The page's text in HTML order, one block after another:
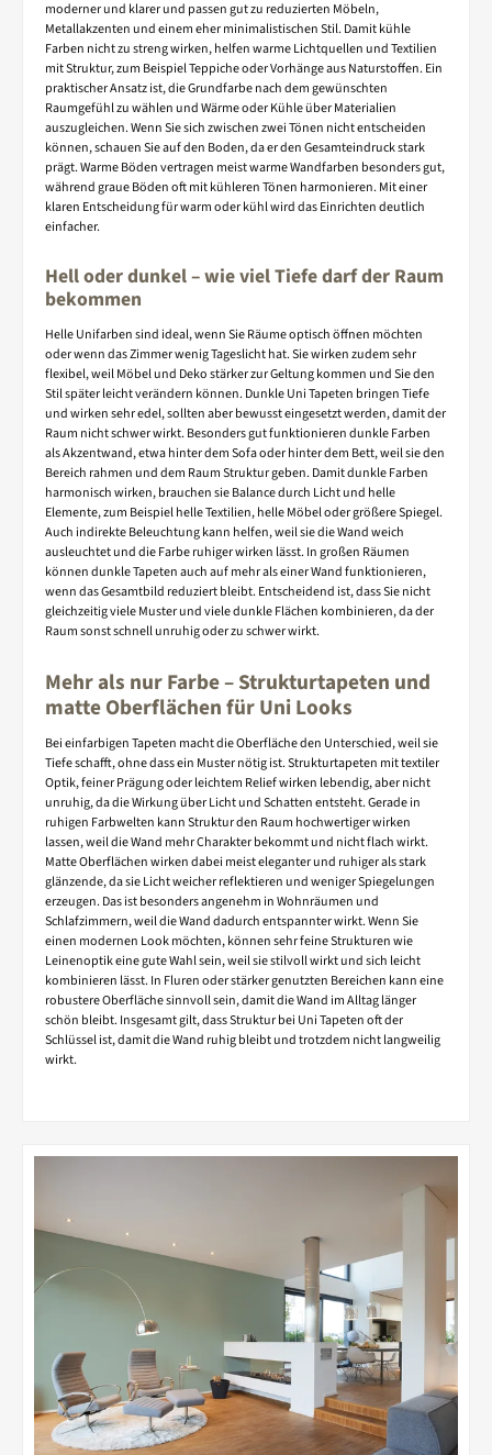
moderner und klarer und passen gut zu reduzierten Möbeln,
Metallakzenten und einem eher minimalistischen Stil. Damit kühle
Farben nicht zu streng wirken, helfen warme Lichtquellen und Textilien
mit Struktur, zum Beispiel Teppiche oder Vorhänge aus Naturstoffen. Ein
praktischer Ansatz ist, die Grundfarbe nach dem gewünschten
Raumgefühl zu wählen und Wärme oder Kühle über Materialien
auszugleichen. Wenn Sie sich zwischen zwei Tönen nicht entscheiden
können, schauen Sie auf den Boden, da er den Gesamteindruck stark
prägt. Warme Böden vertragen meist warme Wandfarben besonders gut,
während graue Böden oft mit kühleren Tönen harmonieren. Mit einer
klaren Entscheidung für warm oder kühl wird das Einrichten deutlich
einfacher.
Hell oder dunkel – wie viel Tiefe darf der Raum
bekommen
Helle Unifarben sind ideal, wenn Sie Räume optisch öffnen möchten
oder wenn das Zimmer wenig Tageslicht hat. Sie wirken zudem sehr
flexibel, weil Möbel und Deko stärker zur Geltung kommen und Sie den
Stil später leicht verändern können. Dunkle Uni Tapeten bringen Tiefe
und wirken sehr edel, sollten aber bewusst eingesetzt werden, damit der
Raum nicht schwer wirkt. Besonders gut funktionieren dunkle Farben
als Akzentwand, etwa hinter dem Sofa oder hinter dem Bett, weil sie den
Bereich rahmen und dem Raum Struktur geben. Damit dunkle Farben
harmonisch wirken, brauchen sie Balance durch Licht und helle
Elemente, zum Beispiel helle Textilien, helle Möbel oder größere Spiegel.
Auch indirekte Beleuchtung kann helfen, weil sie die Wand weich
ausleuchtet und die Farbe ruhiger wirken lässt. In großen Räumen
können dunkle Tapeten auch auf mehr als einer Wand funktionieren,
wenn das Gesamtbild reduziert bleibt. Entscheidend ist, dass Sie nicht
gleichzeitig viele Muster und viele dunkle Flächen kombinieren, da der
Raum sonst schnell unruhig oder zu schwer wirkt.
Mehr als nur Farbe – Strukturtapeten und
matte Oberflächen für Uni Looks
Bei einfarbigen Tapeten macht die Oberfläche den Unterschied, weil sie
Tiefe schafft, ohne dass ein Muster nötig ist. Strukturtapeten mit textiler
Optik, feiner Prägung oder leichtem Relief wirken lebendig, aber nicht
unruhig, da die Wirkung über Licht und Schatten entsteht. Gerade in
ruhigen Farbwelten kann Struktur den Raum hochwertiger wirken
lassen, weil die Wand mehr Charakter bekommt und nicht flach wirkt.
Matte Oberflächen wirken dabei meist eleganter und ruhiger als stark
glänzende, da sie Licht weicher reflektieren und weniger Spiegelungen
erzeugen. Das ist besonders angenehm in Wohnräumen und
Schlafzimmern, weil die Wand dadurch entspannter wirkt. Wenn Sie
einen modernen Look möchten, können sehr feine Strukturen wie
Leinenoptik eine gute Wahl sein, weil sie stilvoll wirkt und sich leicht
kombinieren lässt. In Fluren oder stärker genutzten Bereichen kann eine
robustere Oberfläche sinnvoll sein, damit die Wand im Alltag länger
schön bleibt. Insgesamt gilt, dass Struktur bei Uni Tapeten oft der
Schlüssel ist, damit die Wand ruhig bleibt und trotzdem nicht langweilig
wirkt.